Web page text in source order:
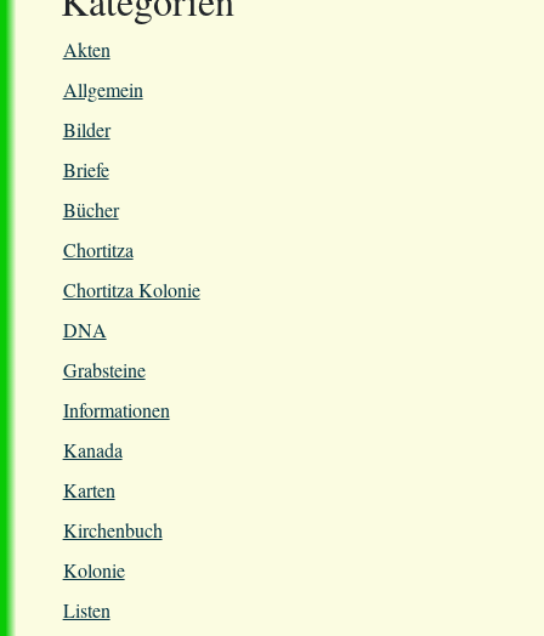
Akten
Allgemein
Bilder
Briefe
Bücher
Chortitza
Chortitza Kolonie
DNA
Grabsteine
Informationen
Kanada
Karten
Kirchenbuch
Kolonie
Listen